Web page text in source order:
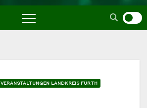
VERANSTALTUNGEN LANDKREIS FÜRTH